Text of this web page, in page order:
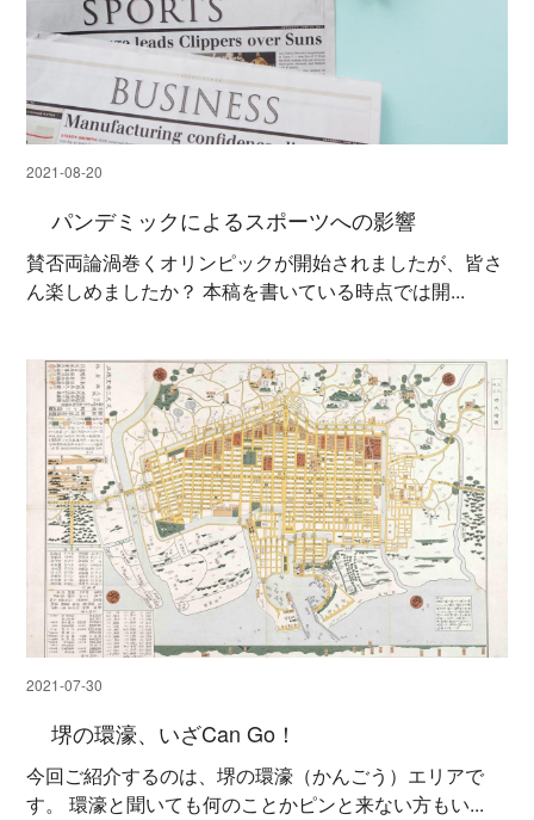
2021-08-20
パンデミックによるスポーツへの影響
賛否両論渦巻くオリンピックが開始されましたが、皆さ
ん楽しめましたか？ 本稿を書いている時点では開...
2021-07-30
堺の環濠、いざCan Go！
今回ご紹介するのは、堺の環濠（かんごう）エリアで
す。 環濠と聞いても何のことかピンと来ない方もい...